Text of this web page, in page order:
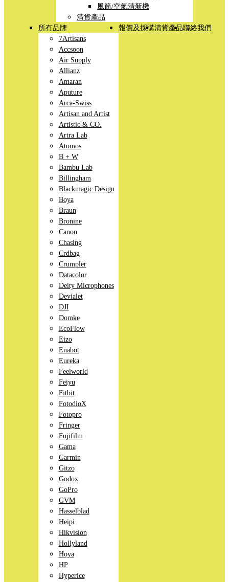
風筒/空氣清新機
清貨產品
所有品牌
7Artisans
Accsoon
Air Supply
Allianz
Amaran
Aputure
Arca-Swiss
Artisan and Artist
Artistic & CO.
Artra Lab
Atomos
B + W
Bambu Lab
Billingham
Blackmagic Design
Boya
Braun
Bronine
Canon
Chasing
Crdbag
Crumpler
Datacolor
Deity Microphones
Devialet
DJI
Domke
EcoFlow
Eizo
Enabot
Eureka
Feelworld
Feiyu
Fitbit
FotodioX
Fotopro
Fringer
Fujifilm
Gama
Garmin
Gitzo
Godox
GoPro
GVM
Hasselblad
Heipi
Hikvision
Hollyland
Hoya
HP
Hyperice
報價及採購清貨產品聯絡我們